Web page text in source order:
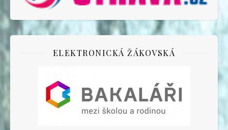
ELEKTRONICKÁ ŽÁKOVSKÁ